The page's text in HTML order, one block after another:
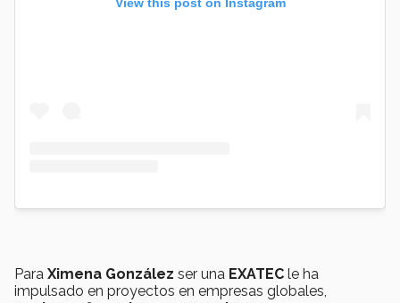
Para Ximena González ser una EXATEC le ha
impulsado en proyectos en empresas globales,